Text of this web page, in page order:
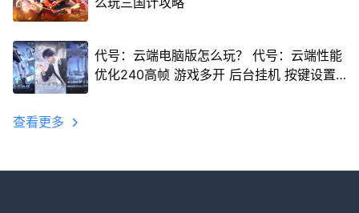
代号：云端电脑版怎么玩？ 代号：云端性能
优化240高帧 游戏多开 后台挂机 按键设置
查看更多